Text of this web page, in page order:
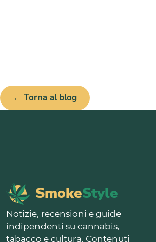
← Torna al blog
SmokeStyle
Notizie, recensioni e guide
indipendenti su cannabis,
tabacco e cultura. Contenuti